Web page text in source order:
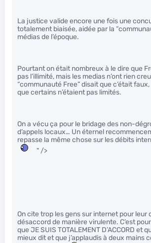
La justice valide encore une fois une
totalement biaisée, aidée par la
médias de l’époque.
Pourtant on était nombreux à le dire que
pas l’illimité, mais les medias n’ont rien
“communauté Free” disait que c’était
que certains n’étaient pas limités.
On a vécu ça pour le bridage des non-
d’appels locaux… Un éternel
repasse la même chose sur les débits
" />
On cite trop les gens sur internet pour leur
désaccord de manière virulente. C’est
que JE SUIS TOTALEMENT D’ACCORD et
mieux dit et que j’applaudis à deux mains